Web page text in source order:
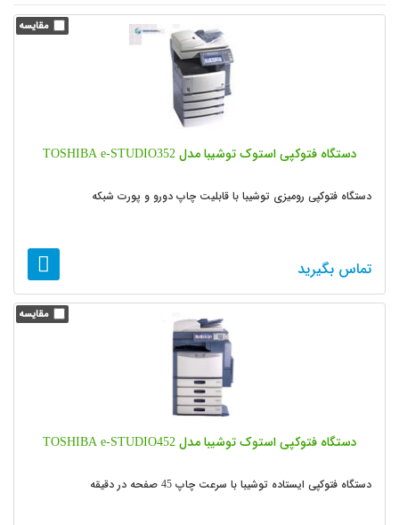
دستگاه فتوکپی استوک توشیبا مدل TOSHIBA e-STUDIO352
دستگاه فتوکپی رومیزی توشیبا با قابلیت چاپ دورو و پورت شبکه
تماس بگیرید
دستگاه فتوکپی استوک توشیبا مدل TOSHIBA e-STUDIO452
دستگاه فتوکپی ایستاده توشیبا با سرعت چاپ 45 صفحه در دقیقه